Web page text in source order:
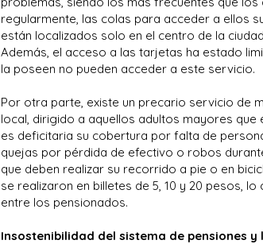
regularmente, las colas para acceder a ellos
están localizados solo en el centro de la
Además, el acceso a las tarjetas ha estado
la poseen no pueden acceder a este servicio.
Por otra parte, existe un precario servicio de
local, dirigido a aquellos adultos mayores que
es deficitaria su cobertura por falta de
quejas por pérdida de efectivo o robos
que deben realizar su recorrido a pie o en
se realizaron en billetes de 5, 10 y 20 pesos,
entre los pensionados.
Insostenibilidad del sistema de pensiones